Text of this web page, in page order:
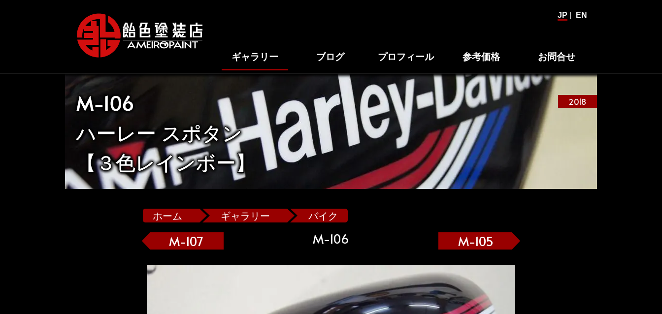
JP EN
ギャラリー ブログ プロフィール 参考価格 お問合せ
M-106
ハーレー スポタン
【３色レインボー】
2018
ホーム ギャラリー バイク
M-107 M-106 M-105